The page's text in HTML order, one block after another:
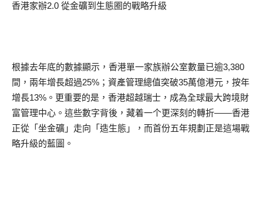
香港家辦2.0 從金礦到生態圈的戰略升級
根據去年底的數據顯示，香港單一家族辦公室數量已逾3,380
間，兩年增長超過25%；資產管理總值突破35萬億港元，按年
增長13%。更重要的是，香港超越瑞士，成為全球最大跨境財
富管理中心。這些數字背後，藏着一个更深刻的轉折——香港
正從「坐金礦」走向「造生態」，而首份五年規劃正是這場戰
略升級的藍圖。